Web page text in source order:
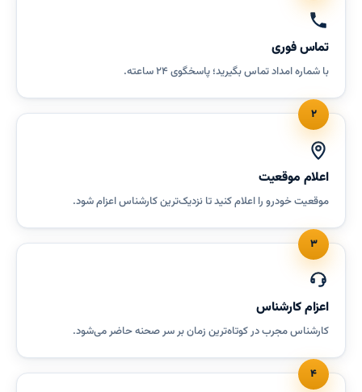
تماس فوری
با شماره امداد تماس بگیرید؛ پاسخگوی ۲۴ ساعته.
۲
اعلام موقعیت
موقعیت خودرو را اعلام کنید تا نزدیک‌ترین کارشناس اعزام شود.
۳
اعزام کارشناس
کارشناس مجرب در کوتاه‌ترین زمان بر سر صحنه حاضر می‌شود.
۴